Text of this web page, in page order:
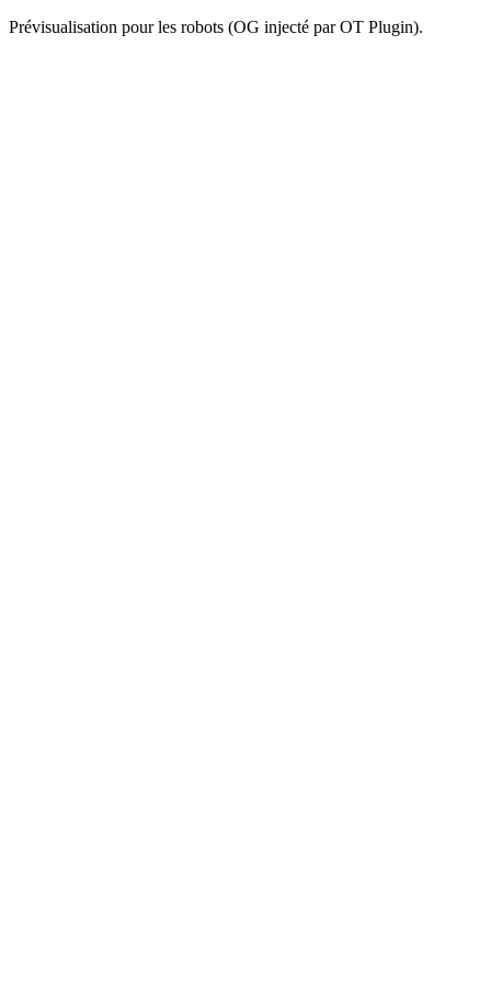
Prévisualisation pour les robots (OG injecté par OT Plugin).